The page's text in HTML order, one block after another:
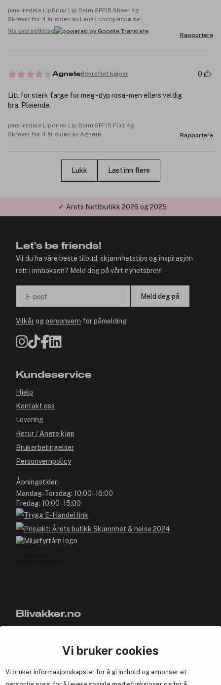
Vi bruker cookies
Vi bruker informasjonskapsler for å gi innhold og annonser et
jane iredale LipDrink Lip Balm SPF15 Sheer 4g
Skrevet for 4 år siden av Lena | cocopanda.se
Vis oversettelse
Rapportere
AgneteBekreftet kjøper 0
Litt for sterk farge for meg - dyp rosa- men ellers veldig
bra. Pleiende.
jane iredale Lipdrink Lip Balm SPF15 Flirt 4g
Skrevet for 4 år siden av Agnete
Rapportere
Lukk Last inn flere
✓ Årets Nettbutikk 2026 og 2025
Let's be friends!
Vil du ha våre beste tilbud, skjønnhetstips og inspirasjon
rett i innboksen? Meld deg på vårt nyhetsbrev!
E-post Meld deg på
Vilkårogpersonvern for påmelding
Kundeservice
Hjelp
Kontakt oss
Levering
Retur / Angre kjøp
Brukerbetingelser
Personvernpolicy
Åpningstider:
Mandag–Torsdag: 10:00–16:00
Fredag: 10:00–15:00
Blivakker.no
Bli medlem helt gratis - få poeng og eksklusive rabattkoder.
Samarbeid med oss